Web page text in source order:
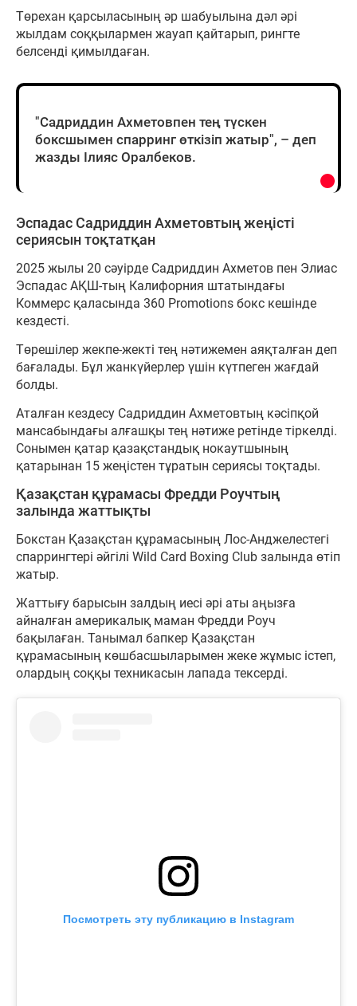
Төрехан қарсыласының әр шабуылына дәл әрі
жылдам соққылармен жауап қайтарып, рингте
белсенді қимылдаған.
"Садриддин Ахметовпен тең түскен
боксшымен спарринг өткізіп жатыр", – деп
жазды Ілияс Оралбеков.
Эспадас Садриддин Ахметовтың жеңісті
сериясын тоқтатқан
2025 жылы 20 сәуірде Садриддин Ахметов пен Элиас
Эспадас АҚШ-тың Калифорния штатындағы
Коммерс қаласында 360 Promotions бокс кешінде
кездесті.
Төрешілер жекпе-жекті тең нәтижемен аяқталған деп
бағалады. Бұл жанкүйерлер үшін күтпеген жағдай
болды.
Аталған кездесу Садриддин Ахметовтың кәсіпқой
мансабындағы алғашқы тең нәтиже ретінде тіркелді.
Сонымен қатар қазақстандық нокаутшының
қатарынан 15 жеңістен тұратын сериясы тоқтады.
Қазақстан құрамасы Фредди Роучтың
залында жаттықты
Бокстан Қазақстан құрамасының Лос-Анджелестегі
спаррингтері әйгілі Wild Card Boxing Club залында өтіп
жатыр.
Жаттығу барысын залдың иесі әрі аты аңызға
айналған америкалық маман Фредди Роуч
бақылаған. Танымал бапкер Қазақстан
құрамасының көшбасшыларымен жеке жұмыс істеп,
олардың соққы техникасын лапада тексерді.
Посмотреть эту публикацию в Instagram